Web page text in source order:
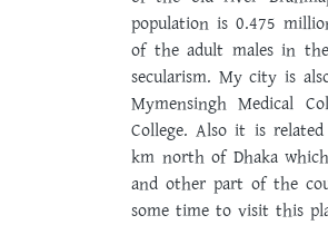
population is 0.475
of the adult males in
secularism. My city is
Mymensingh Medical
College. Also it is
km north of Dhaka
and other part of the
some time to visit this